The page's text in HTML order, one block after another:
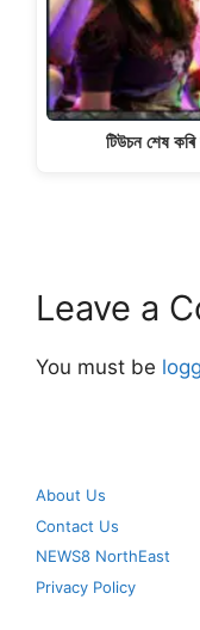
টিউচন শেষ
Leave a
You must be
About Us
Contact Us
NEWS8 NorthEast
Privacy Policy